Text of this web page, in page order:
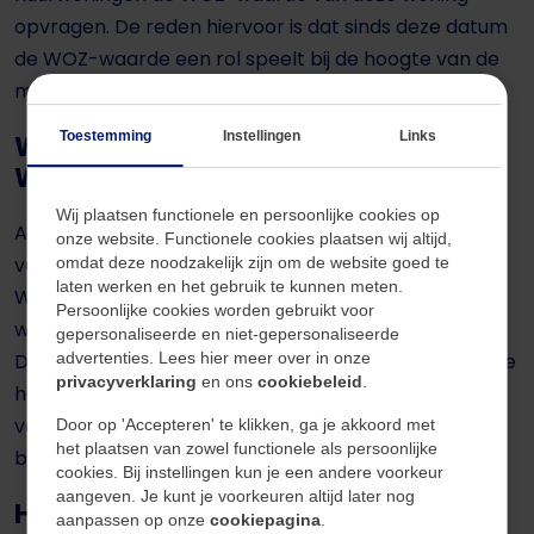
opvragen. De reden hiervoor is dat sinds deze datum
de WOZ-waarde een rol speelt bij de hoogte van de
maandelijkse huur die een huurder moet betalen.
Wat is het belang van een juiste
WOZ-waarde?
Als woningbezitter betaal je belasting aan de hand
van de WOZ-waarde. Als je huis dus een te hoge
WOZ-waarde krijgt toegekend betaal je als
woningbezitter te veel belasting aan de staat.
Daarnaast worden hypothekendoor de bank aan de
hand van de WOZ-waarde verstrekt. Zelfs bij het
verstrekken van een tweede hypotheek vraagt de
bank meestal alleen om de WOZ-beschikking.
Het Eigenwoningforfait
Toestemming Instellingen Links
Wij plaatsen functionele en persoonlijke cookies op
onze website. Functionele cookies plaatsen wij altijd,
omdat deze noodzakelijk zijn om de website goed te
laten werken en het gebruik te kunnen meten.
Persoonlijke cookies worden gebruikt voor
gepersonaliseerde en niet-gepersonaliseerde
advertenties. Lees hier meer over in onze
privacyverklaring en onscookiebeleid .
Door op 'Accepteren' te klikken, ga je akkoord met
het plaatsen van zowel functionele als persoonlijke
cookies. Bij instellingen kun je een andere voorkeur
aangeven. Je kunt je voorkeuren altijd later nog
aanpassen op onzecookiepagina.